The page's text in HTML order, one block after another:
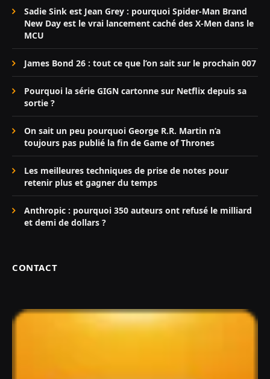
Sadie Sink est Jean Grey : pourquoi Spider-Man Brand
New Day est le vrai lancement caché des X-Men dans le
MCU
James Bond 26 : tout ce que l’on sait sur le prochain 007
Pourquoi la série GIGN cartonne sur Netflix depuis sa
sortie ?
On sait un peu pourquoi George R.R. Martin n’a
toujours pas publié la fin de Game of Thrones
Les meilleures techniques de prise de notes pour
retenir plus et gagner du temps
Anthropic : pourquoi 350 auteurs ont refusé le milliard
et demi de dollars ?
CONTACT